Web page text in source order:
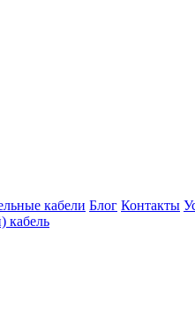
кабели
кабель
Блог Контакты